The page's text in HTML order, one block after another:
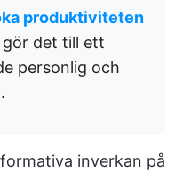
produktiviteten
gör det till ett
personlig och
inverkan på